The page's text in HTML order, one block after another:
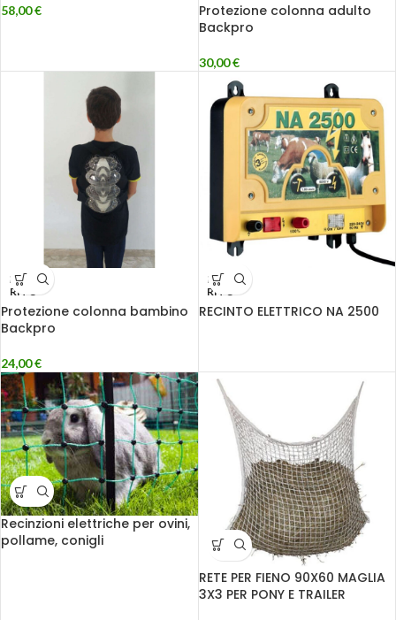
58,00€
Protezione colonna adulto
Backpro
30,00€
ESAU
RITO
Protezione colonna bambino
Backpro
24,00€
ESAU
RITO
RECINTO ELETTRICO NA 2500
Recinzioni elettriche per ovini,
pollame, conigli
RETE PER FIENO 90X60 MAGLIA
3X3 PER PONY E TRAILER